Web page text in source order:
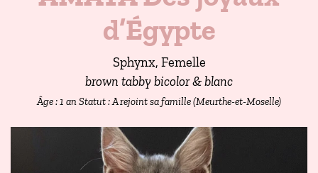
d’Égypte
Sphynx, Femelle
brown tabby bicolor & blanc
Âge : 1 anStatut : A rejoint sa famille (Meurthe-et-Moselle)